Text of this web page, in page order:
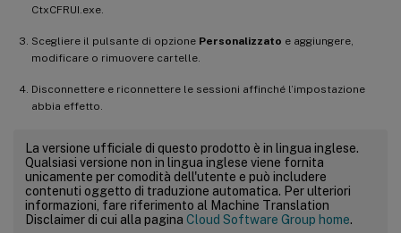
CtxCFRUI.exe.
Scegliere il pulsante di opzione Personalizzato e aggiungere,
modificare o rimuovere cartelle.
Disconnettere e riconnettere le sessioni affinché l’impostazione
abbia effetto.
La versione ufficiale di questo prodotto è in lingua inglese.
Qualsiasi versione non in lingua inglese viene fornita
unicamente per comodità dell'utente e può includere
contenuti oggetto di traduzione automatica. Per ulteriori
informazioni, fare riferimento al Machine Translation
Disclaimer di cui alla pagina Cloud Software Group home.